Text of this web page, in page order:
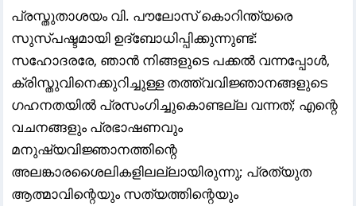
പ്രസ്തുതാശയം വി. പൗലോസ്‌ കൊറിന്ത്യരെ
സുസ്പഷ്ടമായി ഉദ്ബോധിപ്പിക്കുന്നുണ്ട്‌:
സഹോദരരേ, ഞാൻ നിങ്ങളുടെ പക്കൽ വന്നപ്പോൾ,
ക്രിസ്തുവിനെക്കുറിച്ചുള്ള തത്ത്വവിജ്ഞാനങ്ങളുടെ
ഗഹനതയിൽ പ്രസംഗിച്ചുകൊണ്ടല്ല വന്നത്‌; എന്റെ
വചനങ്ങളും പ്രഭാഷണവും
മനുഷ്യവിജ്ഞാനത്തിന്റെ
അലങ്കാരശൈലികളിലല്ലായിരുന്നു; പ്രത്യുത
ആത്മാവിന്റെയും സത്യത്തിന്റെയും